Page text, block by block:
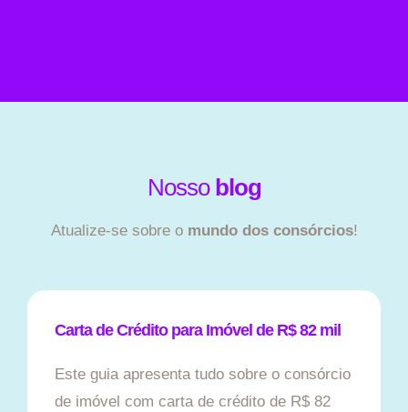
Nosso blog
Atualize-se sobre o mundo dos consórcios!
Carta de Crédito para Imóvel de R$ 82 mil
Este guia apresenta tudo sobre o consórcio
de imóvel com carta de crédito de R$ 82